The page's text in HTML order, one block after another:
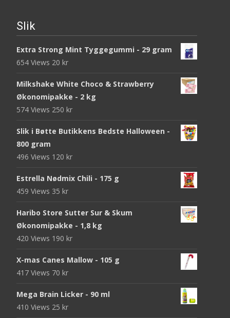
Slik
Extra Strong Mint Tyggegummi - 29 gram
654 Views 20 kr
Milkshake White Choco & Strawberry
Økonomipakke - 2 kg
574 Views 250 kr
Slik i Bøtte Butikkens Bedste Halloween -
800 gram
496 Views 120 kr
Estrella Nødmix Chili - 175 g
459 Views 35 kr
Haribo Store Sutter Sur & Skum
Økonomipakke - 1,8 kg
420 Views 190 kr
X-mas Canes Mallow - 105 g
417 Views 70 kr
Mega Brain Licker - 90 ml
410 Views 25 kr